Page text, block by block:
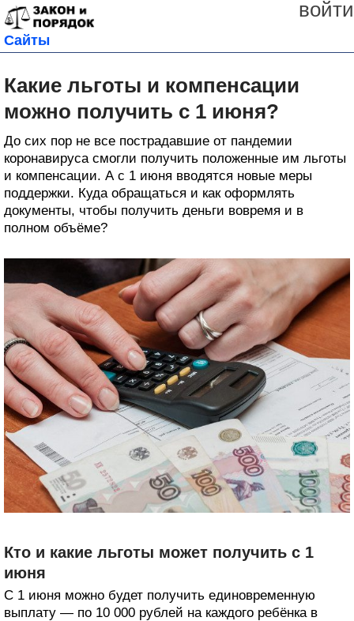
войти
Сайты
Какие льготы и компенсации
можно получить с 1 июня?
До сих пор не все пострадавшие от пандемии
коронавируса смогли получить положенные им льготы
и компенсации. А с 1 июня вводятся новые меры
поддержки. Куда обращаться и как оформлять
документы, чтобы получить деньги вовремя и в
полном объёме?
Кто и какие льготы может получить с 1
июня
С 1 июня можно будет получить единовременную
выплату — по 10 000 рублей на каждого ребёнка в